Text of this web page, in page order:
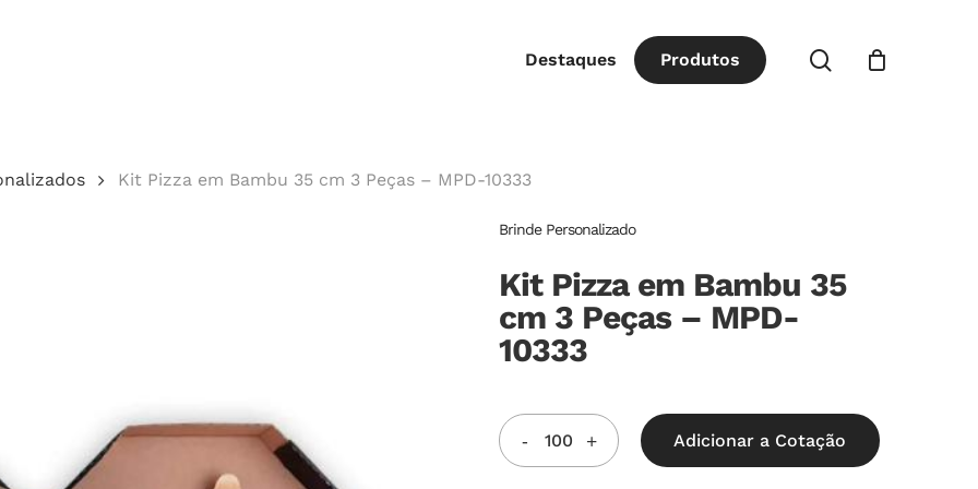
Destaques Produtos procurar
Kit Pizza em Bambu 35 cm 3 Peças – MPD-10333
Brinde Personalizado
Kit Pizza em Bambu 35
cm 3 Peças – MPD-
10333
Adicionar a Cotação